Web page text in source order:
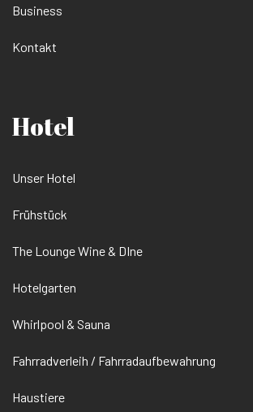
Business
Kontakt
Hotel
Unser Hotel
Frühstück
The Lounge Wine & DIne
Hotelgarten
Whirlpool & Sauna
Fahrradverleih / Fahrradaufbewahrung
Haustiere